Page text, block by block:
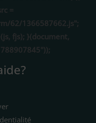
=
62/1366587662.js";
fjs); }(document,